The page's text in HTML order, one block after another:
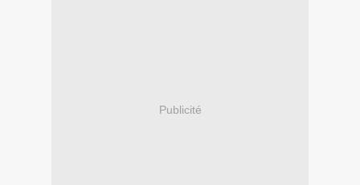
Publicité